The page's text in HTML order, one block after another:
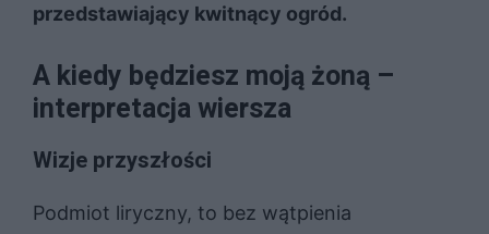
przedstawiający kwitnący ogród.
A kiedy będziesz moją żoną –
interpretacja wiersza
Wizje przyszłości
Podmiot liryczny, to bez wątpienia